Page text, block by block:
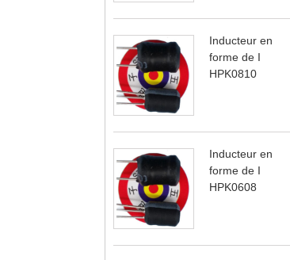
Inducteur en
forme de I
HPK0810
Inducteur en
forme de I
HPK0608